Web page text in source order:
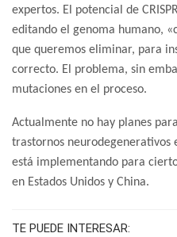
expertos. El potencial de
editando el genoma humano,
que queremos eliminar, para
correcto. El problema, sin
mutaciones en el proceso.
Actualmente no hay planes
trastornos neurodegenerativos
está implementando para
en Estados Unidos y China.
TE PUEDE INTERESAR: